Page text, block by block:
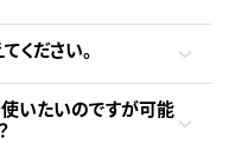
ください。
いたいのですが可能